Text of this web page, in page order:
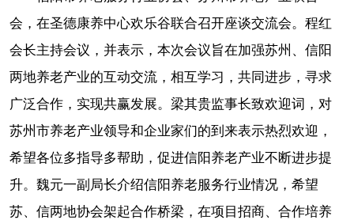
会，在圣德康养中心欢乐谷联合召开座谈交流会。程红
会长主持会议，并表示，本次会议旨在加强苏州、信阳
两地养老产业的互动交流，相互学习，共同进步，寻求
广泛合作，实现共赢发展。梁其贵监事长致欢迎词，对
苏州市养老产业领导和企业家们的到来表示热烈欢迎，
希望各位多指导多帮助，促进信阳养老产业不断进步提
升。魏元一副局长介绍信阳养老服务行业情况，希望
苏、信两地协会架起合作桥梁，在项目招商、合作培养